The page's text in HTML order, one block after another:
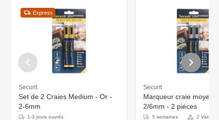
Express
Securit
Set de 2 Craies Medium - Or -
2-6mm
1-3 jours ouvrés
Securit
Marqueur craie moyen
2/6mm - 2 pièces
5 semaines 2